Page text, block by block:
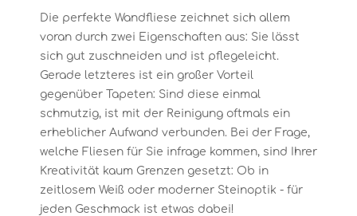
Die perfekte Wandfliese zeichnet sich allem
voran durch zwei Eigenschaften aus: Sie lässt
sich gut zuschneiden und ist pflegeleicht.
Gerade letzteres ist ein großer Vorteil
gegenüber Tapeten: Sind diese einmal
schmutzig, ist mit der Reinigung oftmals ein
erheblicher Aufwand verbunden. Bei der Frage,
welche Fliesen für Sie infrage kommen, sind Ihrer
Kreativität kaum Grenzen gesetzt: Ob in
zeitlosem Weiß oder moderner Steinoptik - für
jeden Geschmack ist etwas dabei!